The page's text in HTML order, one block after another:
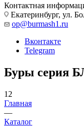
Контактная
Екатеринбург, ул.
op@burmash1.ru
Вконтакте
Telegram
Буры серия
12
Главная
—
Каталог